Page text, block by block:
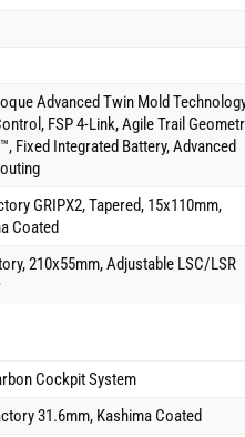
Advanced Twin Mold
FSP 4-Link, Agile Trail
Fixed Integrated Battery, Advanced
GRIPX2, Tapered, 15x110mm,
Coated
210x55mm, Adjustable LSC/LSR
Cockpit System
31.6mm, Kashima Coated